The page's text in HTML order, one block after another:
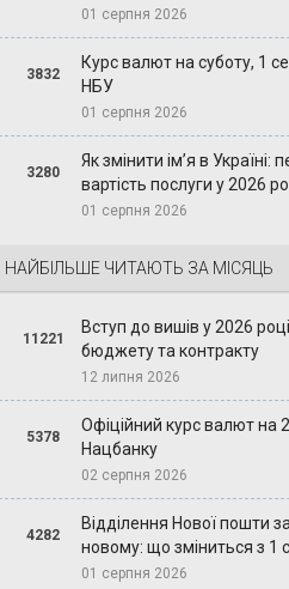
01 серпня 2026
3832
Курс валют на суботу, 1
НБУ
01 серпня 2026
3280
Як змінити ім’я в Україні:
вартість послуги у 2026
01 серпня 2026
НАЙБІЛЬШЕ ЧИТАЮТЬ ЗА МІСЯЦЬ
11221
Вступ до вишів у 2026
бюджету та контракту
12 липня 2026
5378
Офіційний курс валют на
Нацбанку
02 серпня 2026
4282
Відділення Нової пошти
новому: що зміниться з 1
01 серпня 2026